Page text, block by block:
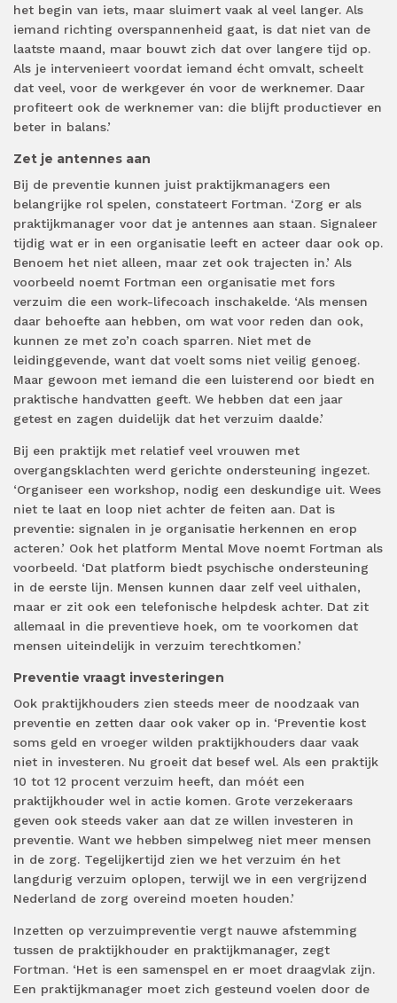
het begin van iets, maar sluimert vaak al veel langer. Als
iemand richting overspannenheid gaat, is dat niet van de
laatste maand, maar bouwt zich dat over langere tijd op.
Als je intervenieert voordat iemand écht omvalt, scheelt
dat veel, voor de werkgever én voor de werknemer. Daar
profiteert ook de werknemer van: die blijft productiever en
beter in balans.’
Zet je antennes aan
Bij de preventie kunnen juist praktijkmanagers een
belangrijke rol spelen, constateert Fortman. ‘Zorg er als
praktijkmanager voor dat je antennes aan staan. Signaleer
tijdig wat er in een organisatie leeft en acteer daar ook op.
Benoem het niet alleen, maar zet ook trajecten in.’ Als
voorbeeld noemt Fortman een organisatie met fors
verzuim die een work-lifecoach inschakelde. ‘Als mensen
daar behoefte aan hebben, om wat voor reden dan ook,
kunnen ze met zo’n coach sparren. Niet met de
leidinggevende, want dat voelt soms niet veilig genoeg.
Maar gewoon met iemand die een luisterend oor biedt en
praktische handvatten geeft. We hebben dat een jaar
getest en zagen duidelijk dat het verzuim daalde.’
Bij een praktijk met relatief veel vrouwen met
overgangsklachten werd gerichte ondersteuning ingezet.
‘Organiseer een workshop, nodig een deskundige uit. Wees
niet te laat en loop niet achter de feiten aan. Dat is
preventie: signalen in je organisatie herkennen en erop
acteren.’ Ook het platform Mental Move noemt Fortman als
voorbeeld. ‘Dat platform biedt psychische ondersteuning
in de eerste lijn. Mensen kunnen daar zelf veel uithalen,
maar er zit ook een telefonische helpdesk achter. Dat zit
allemaal in die preventieve hoek, om te voorkomen dat
mensen uiteindelijk in verzuim terechtkomen.’
Preventie vraagt investeringen
Ook praktijkhouders zien steeds meer de noodzaak van
preventie en zetten daar ook vaker op in. ‘Preventie kost
soms geld en vroeger wilden praktijkhouders daar vaak
niet in investeren. Nu groeit dat besef wel. Als een praktijk
10 tot 12 procent verzuim heeft, dan móét een
praktijkhouder wel in actie komen. Grote verzekeraars
geven ook steeds vaker aan dat ze willen investeren in
preventie. Want we hebben simpelweg niet meer mensen
in de zorg. Tegelijkertijd zien we het verzuim én het
langdurig verzuim oplopen, terwijl we in een vergrijzend
Nederland de zorg overeind moeten houden.’
Inzetten op verzuimpreventie vergt nauwe afstemming
tussen de praktijkhouder en praktijkmanager, zegt
Fortman. ‘Het is een samenspel en er moet draagvlak zijn.
Een praktijkmanager moet zich gesteund voelen door de